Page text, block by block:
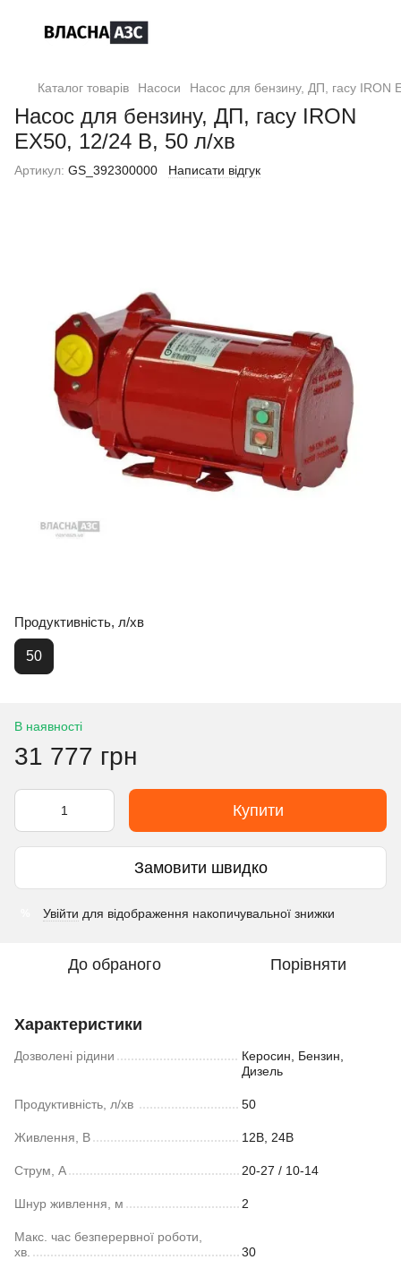
Каталог товарів Насоси Насос для бензину, ДП, гасу IRON
Насос для бензину, ДП, гасу IRON
EX50, 12/24 В, 50 л/хв
Артикул: GS_392300000 Написати відгук
Продуктивність, л/хв
50
В наявності
31 777 грн
Купити
Замовити швидко
Увійти для відображення накопичувальної знижки
До обраного Порівняти
Характеристики
Дозволені рідини
Керосин, Бензин,
Дизель
Продуктивність, л/хв 50
Живлення, В 12В, 24В
Струм, А 20-27 / 10-14
Шнур живлення, м 2
Макс. час безперервної роботи,
хв.
30